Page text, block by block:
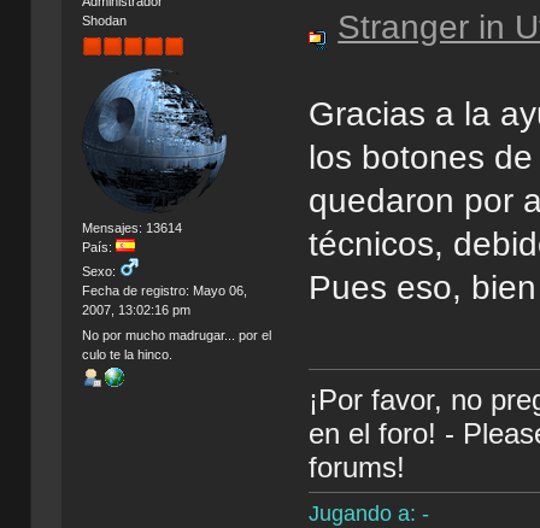
Shodan
Mensajes: 13614
País:
Sexo:
Fecha de registro: Mayo 06,
2007, 13:02:16 pm
No por mucho madrugar... por el
culo te la hinco.
Stranger in
Gracias a la
los botones
quedaron por
técnicos,
Pues eso,
¡Por favor, no
en el foro! -
forums!
Jugando a: -